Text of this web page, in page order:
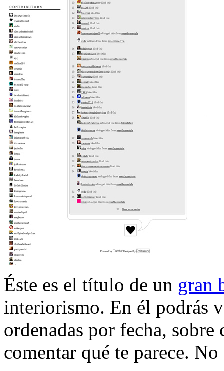
Éste es el título de un gran
interiorismo. En él podrás
ordenadas por fecha,
comentar qué te parece.